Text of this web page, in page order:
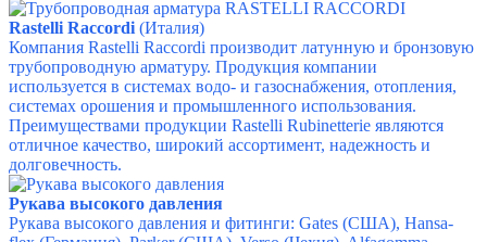
Rastelli Raccordi(Италия)
Компания Rastelli Raccordi производит латунную и бронзовую
трубопроводную арматуру. Продукция компании
используется в системах водо- и газоснабжения, отопления,
системах орошения и промышленного использования.
Преимуществами продукции Rastelli Rubinetterie являются
отличное качество, широкий ассортимент, надежность и
долговечность.
Рукава высокого давления
Рукава высокого давления и фитинги: Gates (США), Hansa-